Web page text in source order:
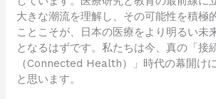
大きな潮流を理解し、その可能性を積極
ことこそが、日本の医療をより明るい未
となるはずです。私たちは今、真の「接
（Connected Health）」時代の幕開け
と思います。